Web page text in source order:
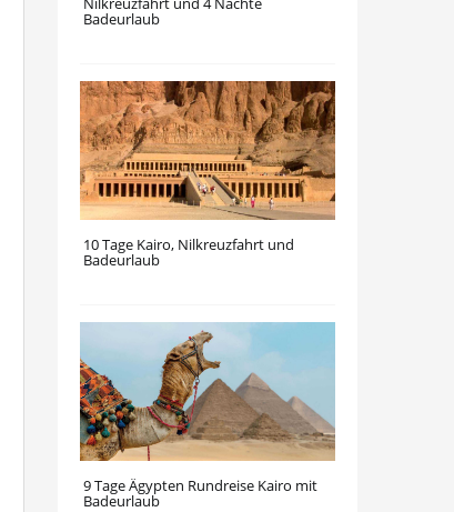
Badeurlaub
10 Tage Kairo, Nilkreuzfahrt und
Badeurlaub
9 Tage Ägypten Rundreise Kairo mit
Badeurlaub